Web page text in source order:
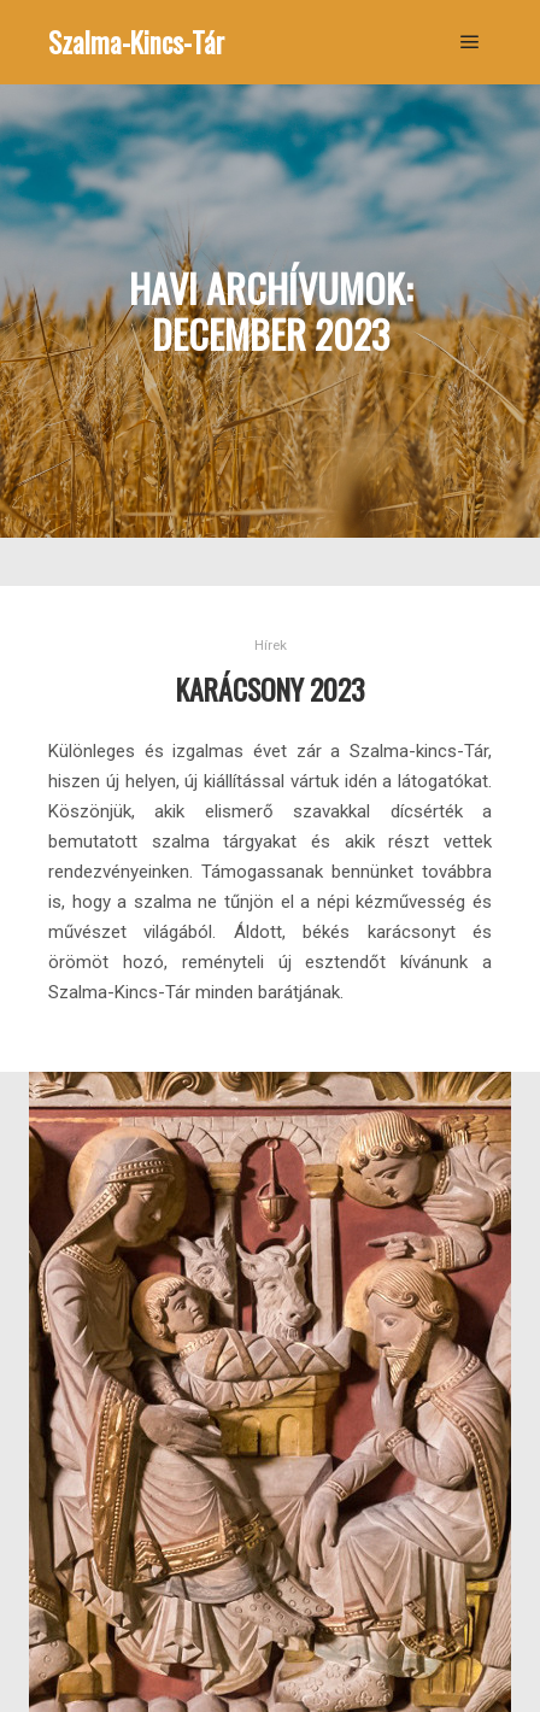
Szalma-Kincs-Tár
HAVI ARCHÍVUMOK:
DECEMBER 2023
Hírek
KARÁCSONY 2023
Különleges és izgalmas évet zár a Szalma-kincs-Tár,
hiszen új helyen, új kiállítással vártuk idén a látogatókat.
Köszönjük, akik elismerő szavakkal dícsérték a
bemutatott szalma tárgyakat és akik részt vettek
rendezvényeinken. Támogassanak bennünket továbbra
is, hogy a szalma ne tűnjön el a népi kézművesség és
művészet világából. Áldott, békés karácsonyt és
örömöt hozó, reményteli új esztendőt kívánunk a
Szalma-Kincs-Tár minden barátjának.